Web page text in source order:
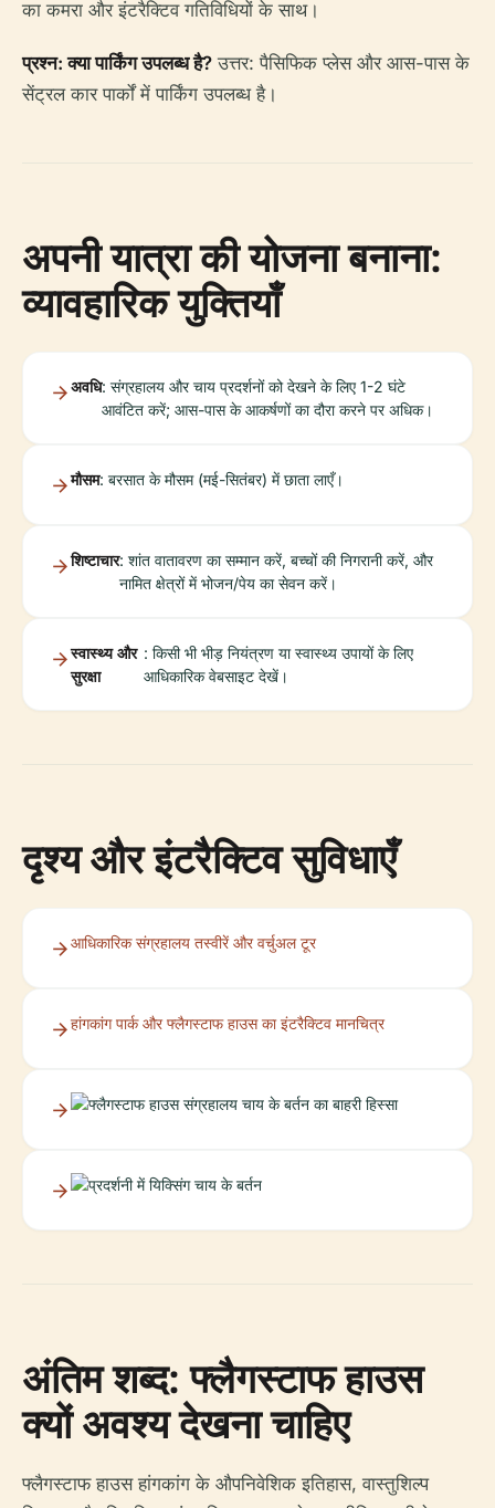
का कमरा और इंटरैक्टिव गतिविधियों के साथ।
प्रश्न: क्या पार्किंग उपलब्ध है? उत्तर: पैसिफिक प्लेस और आस-पास के
सेंट्रल कार पार्कों में पार्किंग उपलब्ध है।
अपनी यात्रा की योजना बनाना:
व्यावहारिक युक्तियाँ
अवधि: संग्रहालय और चाय प्रदर्शनों को देखने के लिए 1-2 घंटे
आवंटित करें; आस-पास के आकर्षणों का दौरा करने पर अधिक।
मौसम: बरसात के मौसम (मई-सितंबर) में छाता लाएँ।
शिष्टाचार: शांत वातावरण का सम्मान करें, बच्चों की निगरानी करें, और
नामित क्षेत्रों में भोजन/पेय का सेवन करें।
स्वास्थ्य और
सुरक्षा
: किसी भी भीड़ नियंत्रण या स्वास्थ्य उपायों के लिए
आधिकारिक वेबसाइट देखें।
दृश्य और इंटरैक्टिव सुविधाएँ
आधिकारिक संग्रहालय तस्वीरें और वर्चुअल टूर
हांगकांग पार्क और फ्लैगस्टाफ हाउस का इंटरैक्टिव मानचित्र
अंतिम शब्द: फ्लैगस्टाफ हाउस
क्यों अवश्य देखना चाहिए
फ्लैगस्टाफ हाउस हांगकांग के औपनिवेशिक इतिहास, वास्तुशिल्प